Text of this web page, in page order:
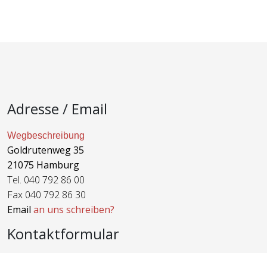
Adresse / Email
Wegbeschreibung
Goldrutenweg 35
21075 Hamburg
Tel. 040 792 86 00
Fax 040 792 86 30
Email an uns schreiben?
Kontaktformular